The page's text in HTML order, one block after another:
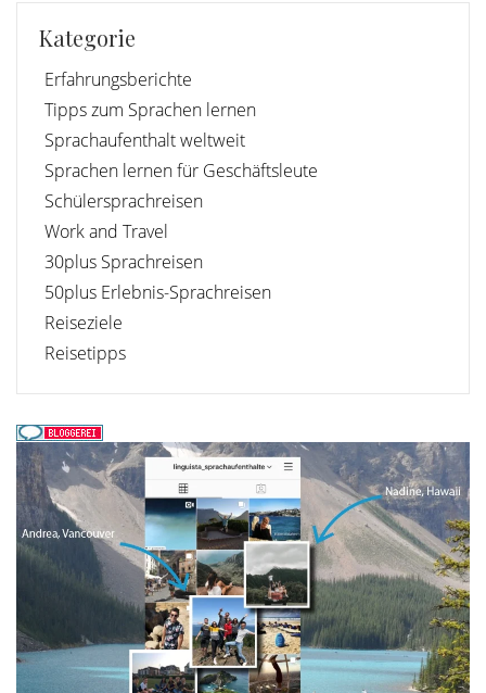
Kategorie
Erfahrungsberichte
Tipps zum Sprachen lernen
Sprachaufenthalt weltweit
Sprachen lernen für Geschäftsleute
Schülersprachreisen
Work and Travel
30plus Sprachreisen
50plus Erlebnis-Sprachreisen
Reiseziele
Reisetipps